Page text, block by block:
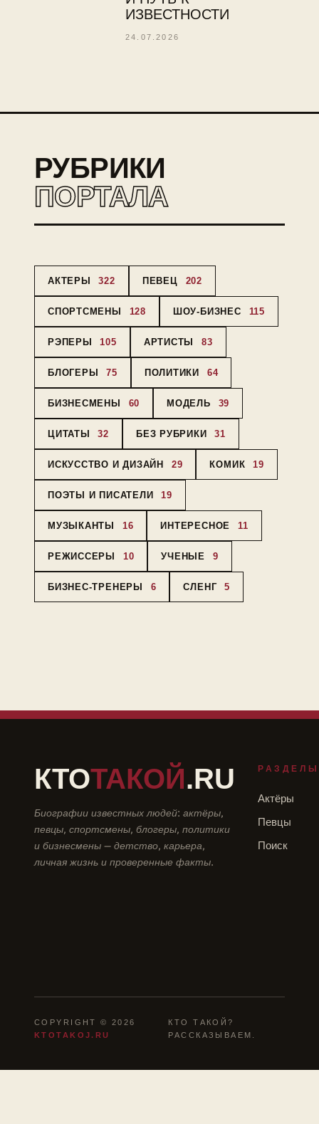
ИЗВЕСТНОСТИ
24.07.2026
РУБРИКИ
ПОРТАЛА
АКТЕРЫ 322 ПЕВЕЦ 202
СПОРТСМЕНЫ 128 ШОУ-БИЗНЕС 115
РЭПЕРЫ 105 АРТИСТЫ 83
БЛОГЕРЫ 75 ПОЛИТИКИ 64
БИЗНЕСМЕНЫ 60 МОДЕЛЬ 39
ЦИТАТЫ 32 БЕЗ РУБРИКИ 31
ИСКУССТВО И ДИЗАЙН 29 КОМИК 19
ПОЭТЫ И ПИСАТЕЛИ 19
МУЗЫКАНТЫ 16 ИНТЕРЕСНОЕ 11
РЕЖИССЕРЫ 10 УЧЕНЫЕ 9
БИЗНЕС-ТРЕНЕРЫ 6 СЛЕНГ 5
КТОТАКОЙ.RU
Биографии известных людей: актёры,
певцы, спортсмены, блогеры, политики
и бизнесмены — детство, карьера,
личная жизнь и проверенные факты.
РАЗДЕЛЫ
Актёры
Певцы
Поиск
COPYRIGHT © 2026
KTOTAKOJ.RU
КТО ТАКОЙ?
РАССКАЗЫВАЕМ.